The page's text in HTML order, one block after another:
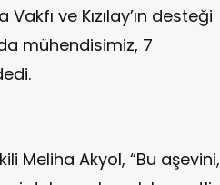
ve Kızılay’ın desteği
mühendisimiz, 7
Meliha Akyol, “Bu aşevini,